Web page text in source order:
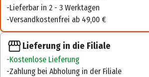
Lieferbar in 2 - 3 Werktagen
Versandkostenfrei ab 49,00 €
Lieferung in die Filiale
Kostenlose Lieferung
Zahlung bei Abholung in der Filiale